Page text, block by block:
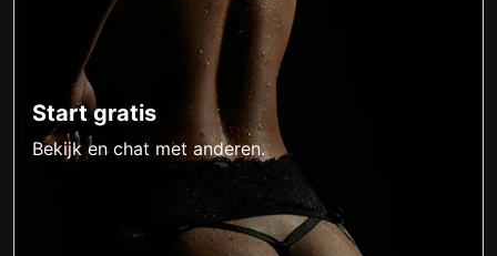
Start gratis
Bekijk en chat met anderen.